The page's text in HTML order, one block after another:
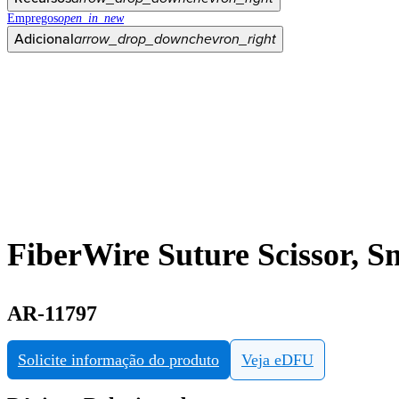
Empregosopen_in_new
Adicionalarrow_drop_downchevron_right
FiberWire Suture Scissor,
AR-11797
Solicite informação do produto Veja eDFU